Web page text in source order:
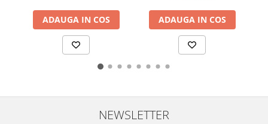
ADAUGA IN COS ADAUGA IN COS
NEWSLETTER